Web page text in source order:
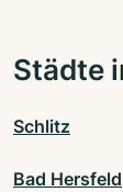
Städte
Schlitz
Bad Hersfeld